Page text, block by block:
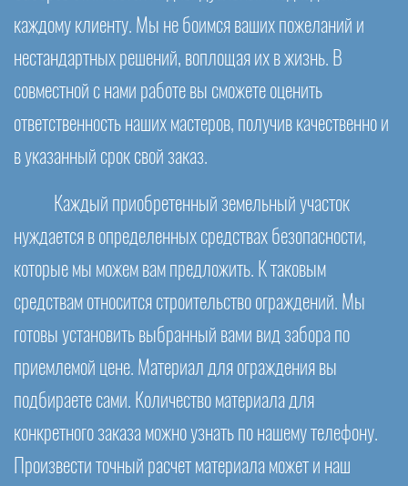
каждому клиенту. Мы не боимся ваших пожеланий и
нестандартных решений, воплощая их в жизнь. В
совместной с нами работе вы сможете оценить
ответственность наших мастеров, получив качественно и
в указанный срок свой заказ.
Каждый приобретенный земельный участок
нуждается в определенных средствах безопасности,
которые мы можем вам предложить. К таковым
средствам относится строительство ограждений. Мы
готовы установить выбранный вами вид забора по
приемлемой цене. Материал для ограждения вы
подбираете сами. Количество материала для
конкретного заказа можно узнать по нашему телефону.
Произвести точный расчет материала может и наш